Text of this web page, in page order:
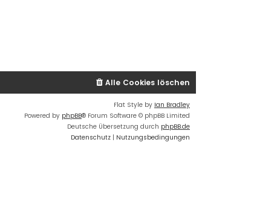
Alle Cookies löschen
Flat Style by Ian Bradley
Powered by phpBB® Forum Software © phpBB Limited
Deutsche Übersetzung durch phpBB.de
Datenschutz | Nutzungsbedingungen